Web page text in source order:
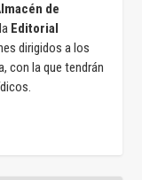
de
Editorial
dirigidos a los
con la que tendrán